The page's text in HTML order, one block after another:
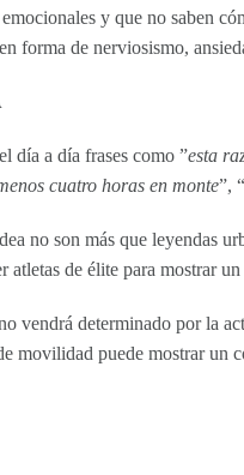
y que no saben
forma de nerviosismo,
día a día frases como ”esta
cuatro horas en monte”,
no son más que leyendas
atletas de élite para mostrar
vendrá determinado por la
movilidad puede mostrar un